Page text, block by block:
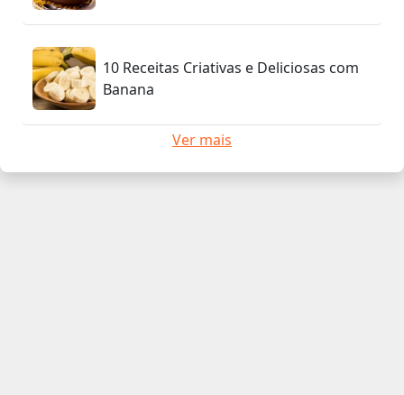
10 Receitas Criativas e Deliciosas com
Banana
Ver mais